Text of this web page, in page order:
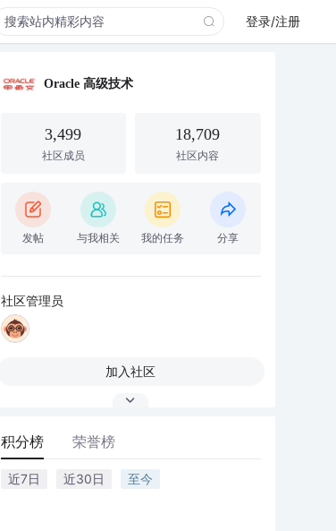
登录/注册
Oracle 高级技术
3,499
社区成员
18,709
社区内容
发帖 与我相关 我的任务 分享
社区管理员
加入社区
积分榜 荣誉榜
近7日 近30日 至今